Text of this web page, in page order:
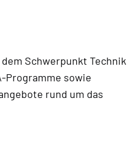
Schwerpunkt Technik
Programme sowie
rund um das